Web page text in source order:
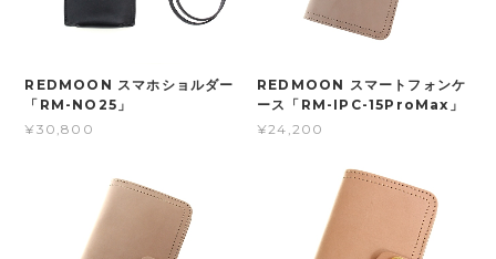
REDMOON スマホショルダー
「RM-NO25」
¥30,800
REDMOON スマートフォンケ
ース「RM-IPC-15ProMax」
¥24,200